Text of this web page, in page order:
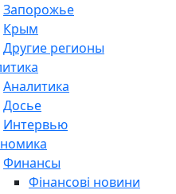
Запорожье
Крым
Другие регионы
Аналитика
Досье
Интервью
Финансы
Фінансові новини